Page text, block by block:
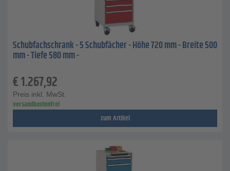
Schubfachschrank - 5 Schubfächer - Höhe 720 mm - Breite 500
mm - Tiefe 580 mm -
€1.267,92
Preis inkl. MwSt.
versandkostenfrei
zum Artikel